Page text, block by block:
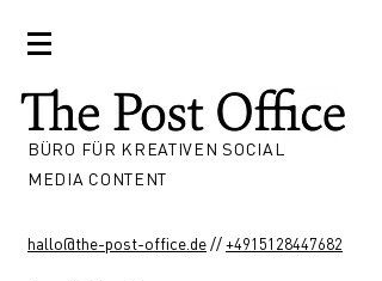
BÜRO FÜR KREATIVEN SOCIAL
MEDIA CONTENT
hallo@the-post-office.de//+4915128447682